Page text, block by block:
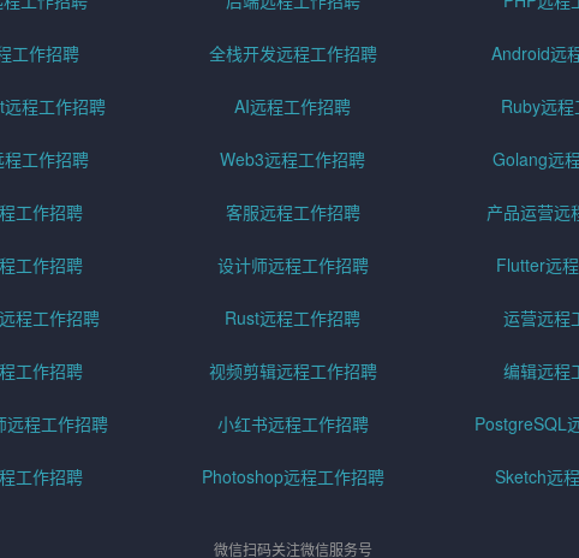
工作招聘 全栈开发远程工作招聘 Android远
程工作招聘 AI远程工作招聘 Ruby远
程工作招聘 Web3远程工作招聘 Golang远
工作招聘 客服远程工作招聘 产品运营远
工作招聘 设计师远程工作招聘 Flutter远
程工作招聘 Rust远程工作招聘 运营远程
工作招聘 视频剪辑远程工作招聘 编辑远程
远程工作招聘 小红书远程工作招聘 PostgreSQL
工作招聘 Photoshop远程工作招聘 Sketch远
微信扫码关注微信服务号